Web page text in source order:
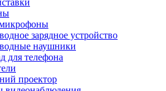
зарядное устройство
наушники
для телефона
проектор